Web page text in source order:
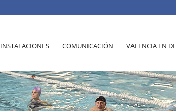
INSTALACIONES COMUNICACIÓN VALENCIA EN